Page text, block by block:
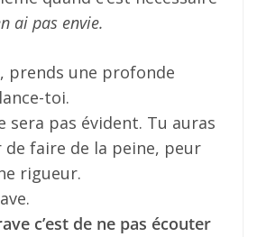
ai pas envie.
prends une profonde
toi.
sera pas évident. Tu auras
faire de la peine, peur
rigueur.
c’est de ne pas écouter